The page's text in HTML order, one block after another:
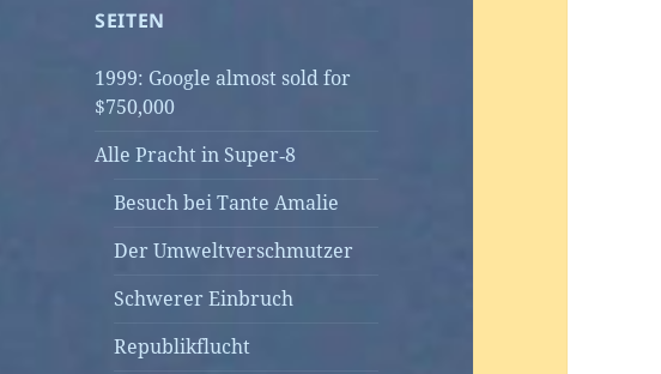
SEITEN
1999: Google almost sold for
$750,000
Alle Pracht in Super‑8
Besuch bei Tante Amalie
Der Umweltverschmutzer
Schwerer Einbruch
Republikflucht